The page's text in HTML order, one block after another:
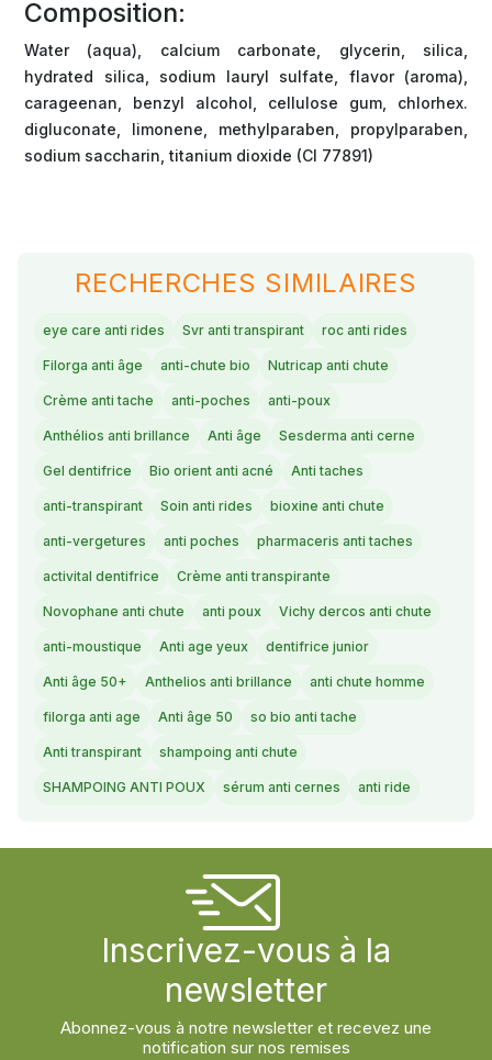
Composition:
Water (aqua), calcium carbonate, glycerin, silica,
hydrated silica, sodium lauryl sulfate, flavor (aroma),
carageenan, benzyl alcohol, cellulose gum, chlorhex.
digluconate, limonene, methylparaben, propylparaben,
sodium saccharin, titanium dioxide (CI 77891)
RECHERCHES SIMILAIRES
eye care anti rides Svr anti transpirant roc anti rides
Filorga anti âge anti-chute bio Nutricap anti chute
Crème anti tache anti-poches anti-poux
Anthélios anti brillance Anti âge Sesderma anti cerne
Gel dentifrice Bio orient anti acné Anti taches
anti-transpirant Soin anti rides bioxine anti chute
anti-vergetures anti poches pharmaceris anti taches
activital dentifrice Crème anti transpirante
Novophane anti chute anti poux Vichy dercos anti chute
anti-moustique Anti age yeux dentifrice junior
Anti âge 50+ Anthelios anti brillance anti chute homme
filorga anti age Anti âge 50 so bio anti tache
Anti transpirant shampoing anti chute
SHAMPOING ANTI POUX sérum anti cernes anti ride
Inscrivez-vous à la
newsletter
Abonnez-vous à notre newsletter et recevez une
notification sur nos remises